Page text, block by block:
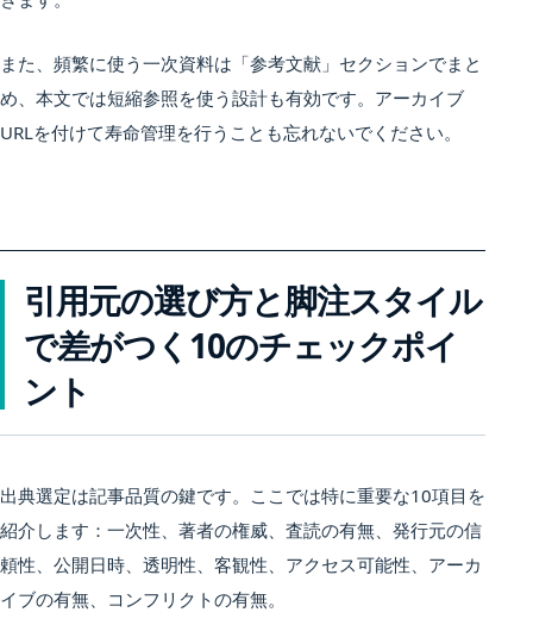
また、頻繁に使う一次資料は「参考文献」セクションでまと
め、本文では短縮参照を使う設計も有効です。アーカイブ
URLを付けて寿命管理を行うことも忘れないでください。
引用元の選び方と脚注スタイル
で差がつく10のチェックポイ
ント
出典選定は記事品質の鍵です。ここでは特に重要な10項目を
紹介します：一次性、著者の権威、査読の有無、発行元の信
頼性、公開日時、透明性、客観性、アクセス可能性、アーカ
イブの有無、コンフリクトの有無。